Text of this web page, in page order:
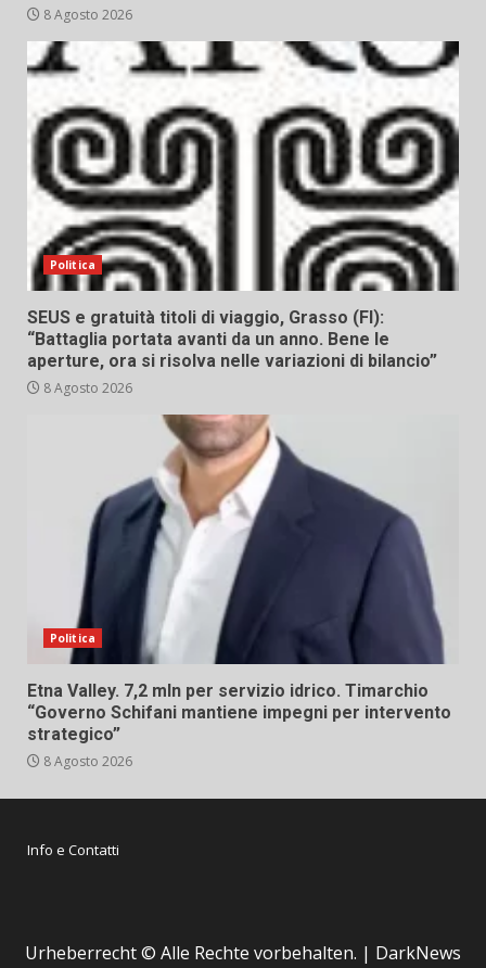
8 Agosto 2026
Politica
SEUS e gratuità titoli di viaggio, Grasso (FI):
“Battaglia portata avanti da un anno. Bene le
aperture, ora si risolva nelle variazioni di bilancio”
8 Agosto 2026
Politica
Etna Valley. 7,2 mln per servizio idrico. Timarchio
“Governo Schifani mantiene impegni per intervento
strategico”
8 Agosto 2026
Info e Contatti
Urheberrecht © Alle Rechte vorbehalten. | DarkNews